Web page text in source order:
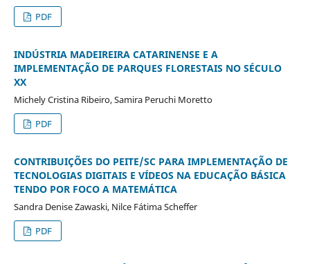
PDF
INDÚSTRIA MADEIREIRA CATARINENSE E A
IMPLEMENTAÇÃO DE PARQUES FLORESTAIS NO SÉCULO
XX
Michely Cristina Ribeiro, Samira Peruchi Moretto
PDF
CONTRIBUIÇÕES DO PEITE/SC PARA IMPLEMENTAÇÃO DE
TECNOLOGIAS DIGITAIS E VÍDEOS NA EDUCAÇÃO BÁSICA
TENDO POR FOCO A MATEMÁTICA
Sandra Denise Zawaski, Nilce Fátima Scheffer
PDF